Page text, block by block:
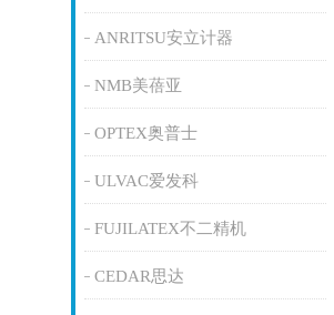
ANRITSU安立计器
NMB美蓓亚
OPTEX奥普士
ULVAC爱发科
FUJILATEX不二精机
CEDAR思达